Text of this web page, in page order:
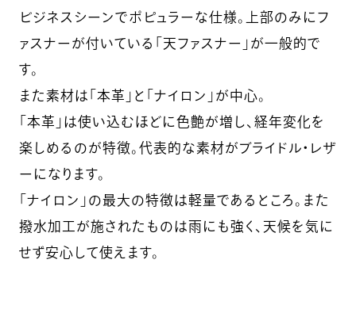
ビジネスシーンでポピュラーな仕様。上部のみにフ
ァスナーが付いている「天ファスナー」が一般的で
す。
また素材は「本革」と「ナイロン」が中心。
「本革」は使い込むほどに色艶が増し、経年変化を
楽しめるのが特徴。代表的な素材がブライドル・レザ
ーになります。
「ナイロン」の最大の特徴は軽量であるところ。また
撥水加工が施されたものは雨にも強く、天候を気に
せず安心して使えます。